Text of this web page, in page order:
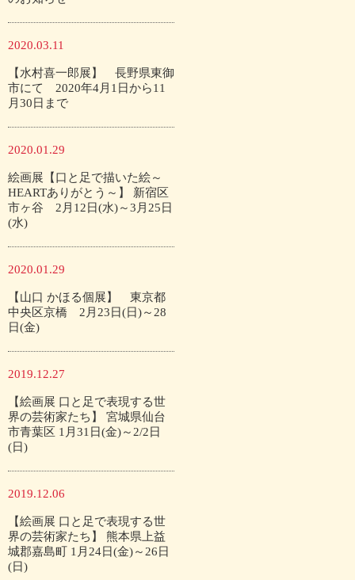
2020.03.11
【水村喜一郎展】 長野県東御
市にて 2020年4月1日から11
月30日まで
2020.01.29
絵画展【口と足で描いた絵～
HEARTありがとう～】 新宿区
市ヶ谷 2月12日(水)～3月25日
(水)
2020.01.29
【山口 かほる個展】 東京都
中央区京橋 2月23日(日)～28
日(金)
2019.12.27
【絵画展 口と足で表現する世
界の芸術家たち】 宮城県仙台
市青葉区 1月31日(金)～2/2日
(日)
2019.12.06
【絵画展 口と足で表現する世
界の芸術家たち】 熊本県上益
城郡嘉島町 1月24日(金)～26日
(日)